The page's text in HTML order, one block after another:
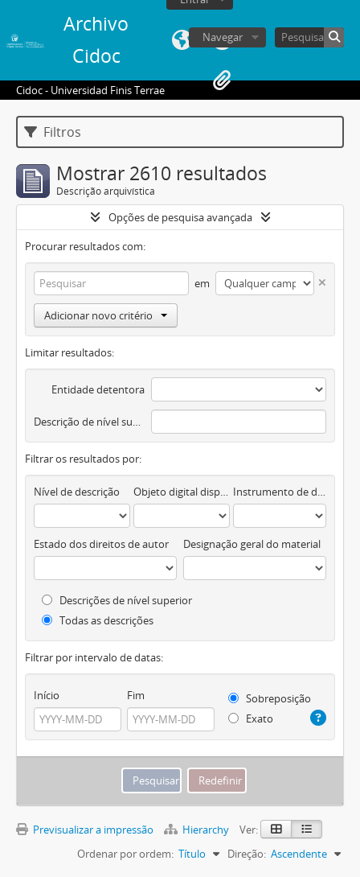
Archivo
Cidoc
Navegar
Cidoc - Universidad Finis Terrae
Filtros
Mostrar 2610 resultados
Descrição arquivística
Opções de pesquisa avançada
Procurar resultados com:
em
Adicionar novo critério
Limitar resultados:
Entidade detentora
Descrição de nível superior
Filtrar os resultados por:
Nível de descrição Objeto digital disponível Instrumento de descrição documental
Estado dos direitos de autor Designação geral do material
Descrições de nível superior
Todas as descrições
Filtrar por intervalo de datas:
Início Fim
Sobreposição
Exato
Previsualizar a impressão Hierarchy
Ver:
Ordenar por ordem: Título Direção: Ascendente